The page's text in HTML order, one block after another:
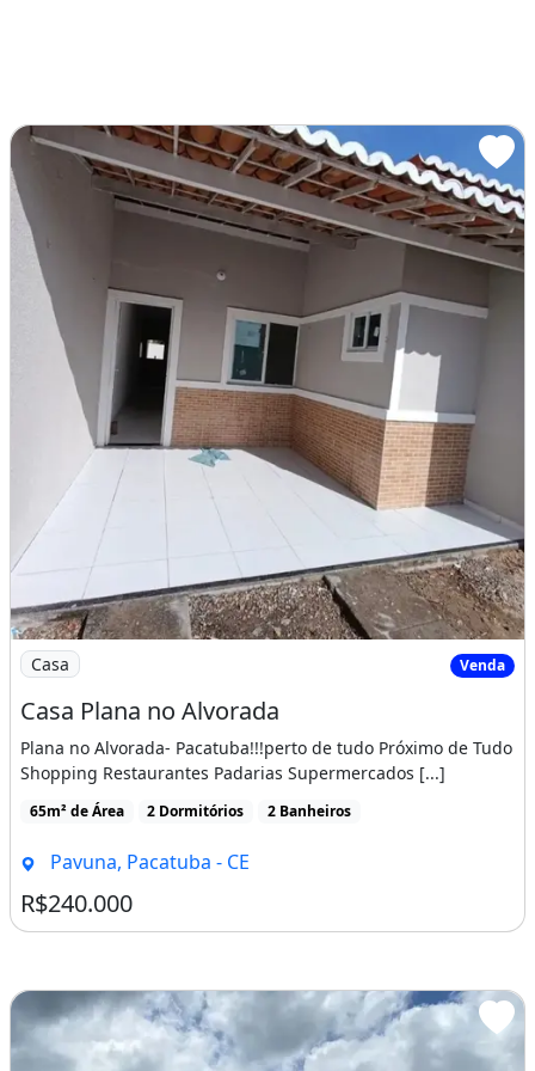
Imagem: Casa Plana no Alvorada
Casa Venda
Casa Plana no Alvorada
Plana no Alvorada- Pacatuba!!!perto de tudo Próximo de Tudo
Shopping Restaurantes Padarias Supermercados [...]
65m² de Área 2 Dormitórios 2 Banheiros
Pavuna, Pacatuba - CE
R$240.000